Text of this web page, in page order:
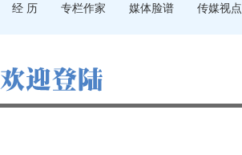
经 历 专栏作家 媒体脸谱 传媒视点